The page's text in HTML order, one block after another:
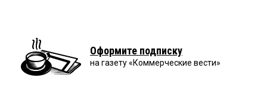
Оформите подписку
на газету «Коммерческие вести»